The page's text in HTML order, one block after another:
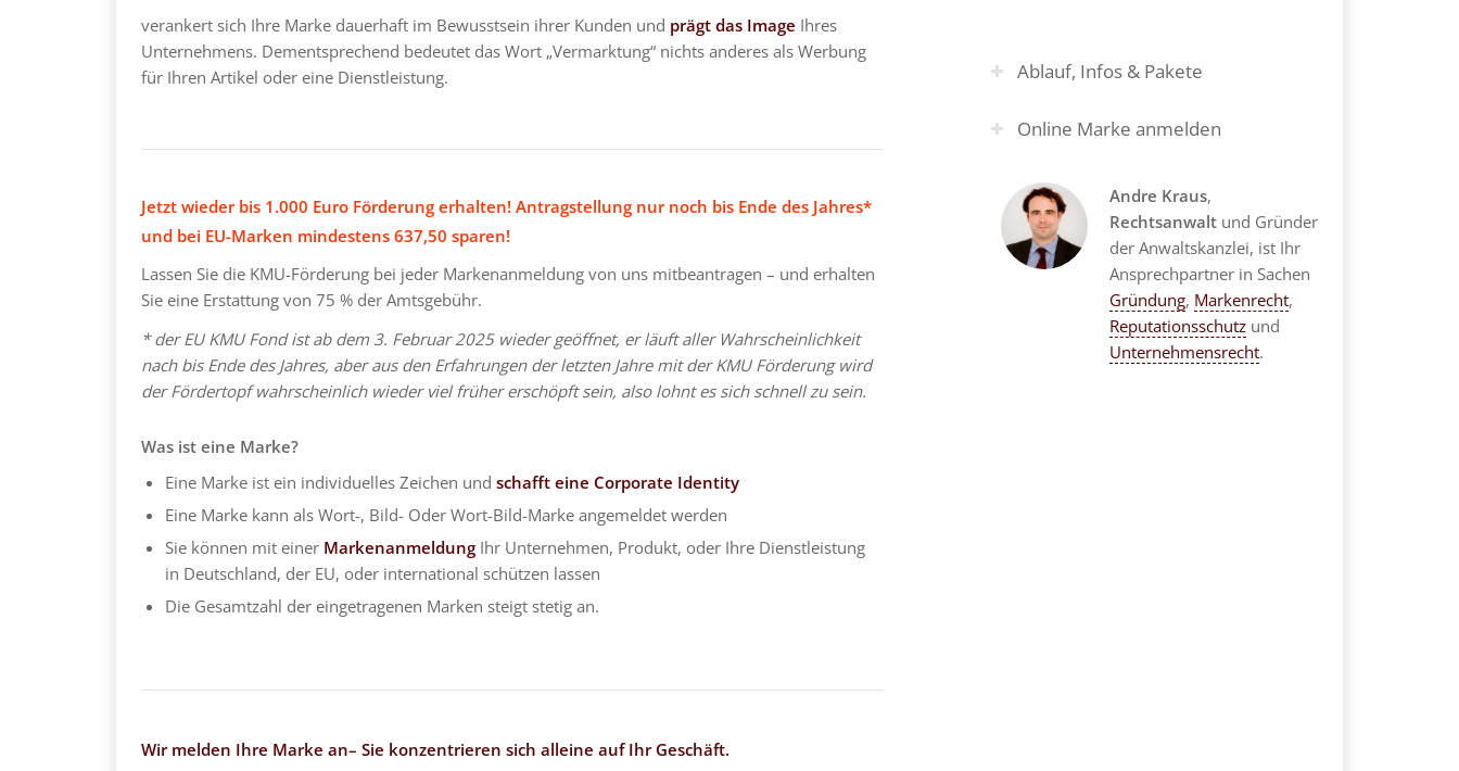
verankert sich Ihre Marke dauerhaft im Bewusstsein ihrer Kunden und prägt das Image Ihres
Unternehmens. Dementsprechend bedeutet das Wort „Vermarktung“ nichts anderes als Werbung
für Ihren Artikel oder eine Dienstleistung.
Jetzt wieder bis 1.000 Euro Förderung erhalten! Antragstellung nur noch bis Ende des Jahres*
und bei EU-Marken mindestens 637,50 sparen!
Lassen Sie die KMU-Förderung bei jeder Markenanmeldung von uns mitbeantragen – und erhalten
Sie eine Erstattung von 75 % der Amtsgebühr.
* der EU KMU Fond ist ab dem 3. Februar 2025 wieder geöffnet, er läuft aller Wahrscheinlichkeit
nach bis Ende des Jahres, aber aus den Erfahrungen der letzten Jahre mit der KMU Förderung wird
der Fördertopf wahrscheinlich wieder viel früher erschöpft sein, also lohnt es sich schnell zu sein.
Was ist eine Marke?
Eine Marke ist ein individuelles Zeichen und schafft eine Corporate Identity
Eine Marke kann als Wort-, Bild- Oder Wort-Bild-Marke angemeldet werden
Sie können mit einer MarkenanmeldungIhr Unternehmen, Produkt, oder Ihre Dienstleistung
in Deutschland, der EU, oder international schützen lassen
Die Gesamtzahl der eingetragenen Marken steigt stetig an.
Wir melden Ihre Marke an– Sie konzentrieren sich alleine auf Ihr Geschäft.
Ablauf, Infos & Pakete
Online Marke anmelden
Andre Kraus,
Rechtsanwalt und Gründer
der Anwaltskanzlei, ist Ihr
Ansprechpartner in Sachen
Gründung, Markenrecht,
Reputationsschutz und
Unternehmensrecht.